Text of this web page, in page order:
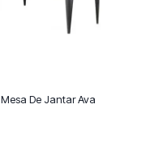
Mesa De Jantar Ava